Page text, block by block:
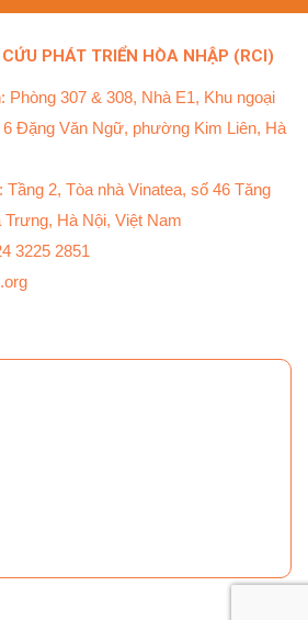
PHÁT TRIỂN HÒA NHẬP (RCI)
307 & 308, Nhà E1, Khu ngoại
Đặng Văn Ngữ, phường Kim Liên, Hà
2, Tòa nhà Vinatea, số 46 Tăng
Hà Nội, Việt Nam
3225 2851